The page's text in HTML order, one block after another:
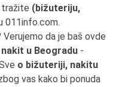
tražite (bižuteriju,
011info.com.
da je baš ovde
u Beogradu -
o bižuteriji, nakitu
vas kako bi ponuda